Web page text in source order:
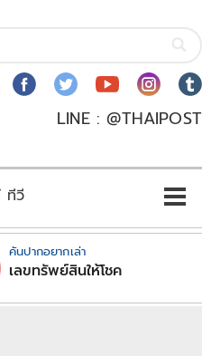
LINE : @THAIPOST
ทีวี
คันปากอยากเล่า
เลขทรัพย์สินให้โชค